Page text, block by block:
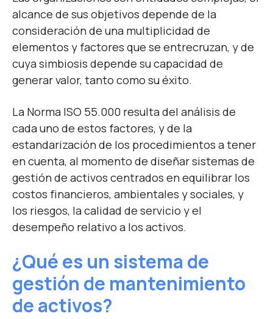
alcance de sus objetivos depende de la
consideración de una multiplicidad de
elementos y factores que se entrecruzan, y de
cuya simbiosis depende su capacidad de
generar valor, tanto como su éxito.
La Norma ISO 55.000 resulta del análisis de
cada uno de estos factores, y de la
estandarización de los procedimientos a tener
en cuenta, al momento de diseñar sistemas de
gestión de activos centrados en equilibrar los
costos financieros, ambientales y sociales, y
los riesgos, la calidad de servicio y el
desempeño relativo a los activos.
¿Qué es un sistema de
gestión de mantenimiento
de activos?